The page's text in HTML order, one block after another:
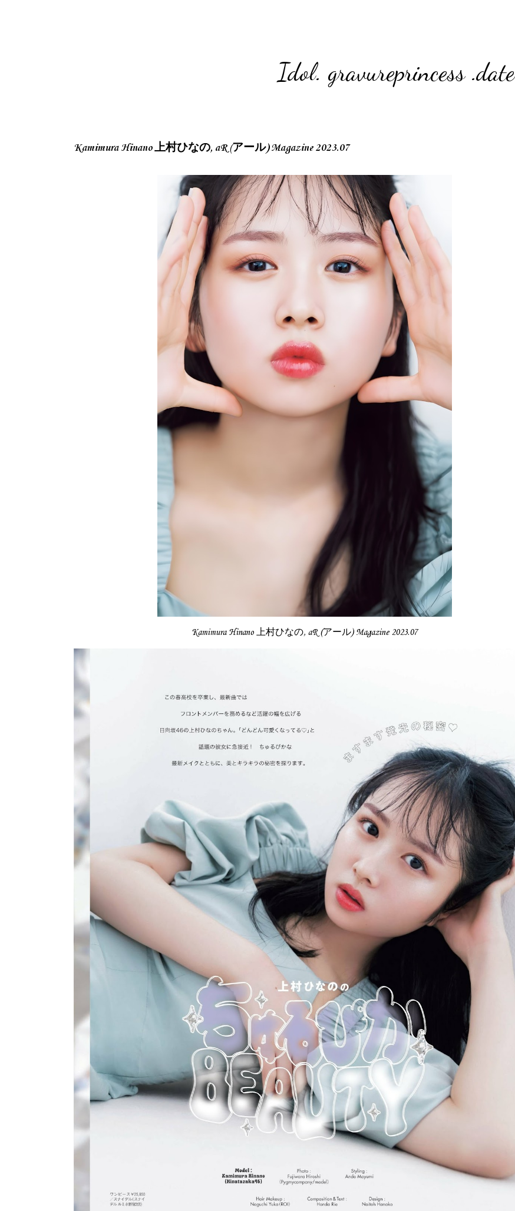
Idol. gravureprincess .date
Kamimura Hinano 上村ひなの, aR (アール) Magazine 2023.07
Kamimura Hinano 上村ひなの, aR (アール) Magazine 2023.07